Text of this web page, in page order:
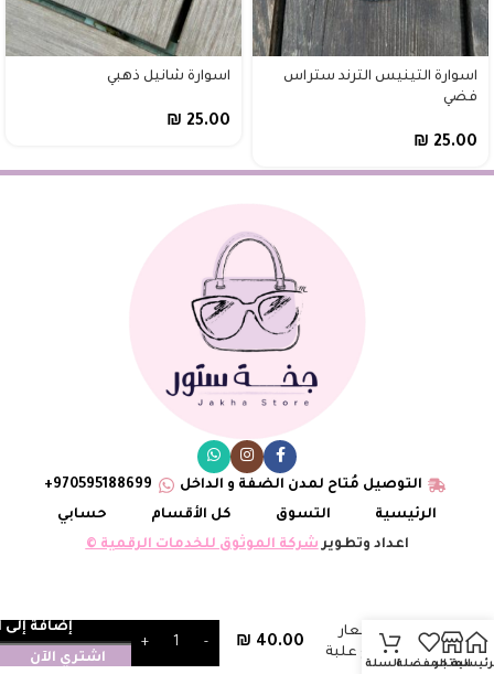
اسوارة التينيس الترند ستراس
فضي
₪ 25.00
اسوارة شانيل ذهبي
₪ 25.00
التوصيل مُتاح لمدن الضفة و الداخل
970595188699+
الرئيسية
التسوق كل الأقسام
حسابي
اعداد وتطويرشركة الموثوق للخدمات الرقمية ©
عسلي(شعار
دائري) مع علبة
₪ 40.00
إضافة
اشتري الآن
المتجرالمفضلةالسلة